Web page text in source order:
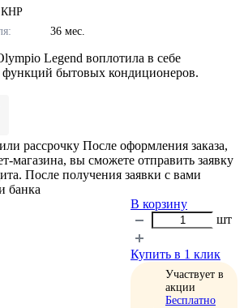
КНР
36 мес.
Legend воплотила в себе
бытовых кондиционеров.
рассрочку После оформления заказа,
магазина, вы сможете отправить заявку
После получения заявки с вами
банка
В корзину
шт
Купить в 1 клик
Участвует в
акции
Бесплатно